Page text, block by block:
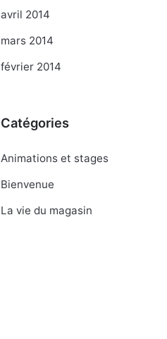
avril 2014
mars 2014
février 2014
Catégories
Animations et stages
Bienvenue
La vie du magasin